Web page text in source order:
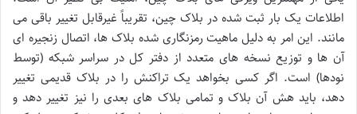
اطلاعات یک بار ثبت شده در بلاک چین، تقریباً غیرقابل تغییر باقی می
مانند. این امر به دلیل ماهیت رمزنگاری شده بلاک ها، اتصال زنجیره ای
آن ها و توزیع نسخه های متعدد از دفتر کل در سراسر شبکه (توسط
نودها) است. اگر کسی بخواهد یک تراکنش را در بلاک قدیمی تغییر
دهد، باید هش آن بلاک و تمامی بلاک های بعدی را نیز تغییر دهد و